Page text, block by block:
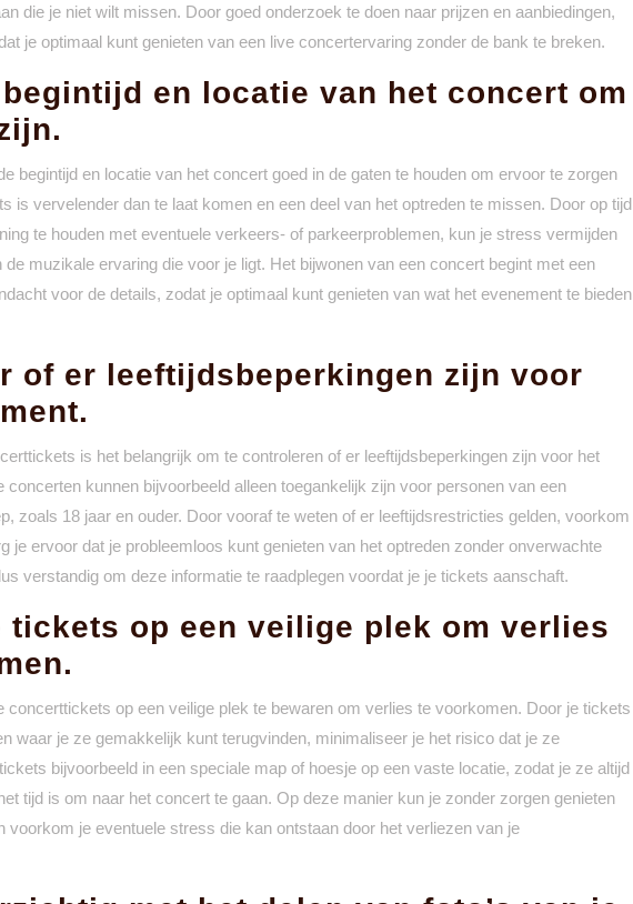
die je niet wilt missen. Door goed onderzoek te doen naar prijzen en aanbiedingen,
je optimaal kunt genieten van een live concertervaring zonder de bank te breken.
en locatie van het concert om
begintijd en locatie van het concert goed in de gaten te houden om ervoor te zorgen
is vervelender dan te laat komen en een deel van het optreden te missen. Door op tijd
te houden met eventuele verkeers- of parkeerproblemen, kun je stress vermijden
de muzikale ervaring die voor je ligt. Het bijwonen van een concert begint met een
voor de details, zodat je optimaal kunt genieten van wat het evenement te bieden
of er leeftijdsbeperkingen zijn voor
is het belangrijk om te controleren of er leeftijdsbeperkingen zijn voor het
concerten kunnen bijvoorbeeld alleen toegankelijk zijn voor personen van een
zoals 18 jaar en ouder. Door vooraf te weten of er leeftijdsrestricties gelden, voorkom
je ervoor dat je probleemloos kunt genieten van het optreden zonder onverwachte
verstandig om deze informatie te raadplegen voordat je je tickets aanschaft.
tickets op een veilige plek om verlies
concerttickets op een veilige plek te bewaren om verlies te voorkomen. Door je tickets
waar je ze gemakkelijk kunt terugvinden, minimaliseer je het risico dat je ze
bijvoorbeeld in een speciale map of hoesje op een vaste locatie, zodat je ze altijd
tijd is om naar het concert te gaan. Op deze manier kun je zonder zorgen genieten
voorkom je eventuele stress die kan ontstaan door het verliezen van je